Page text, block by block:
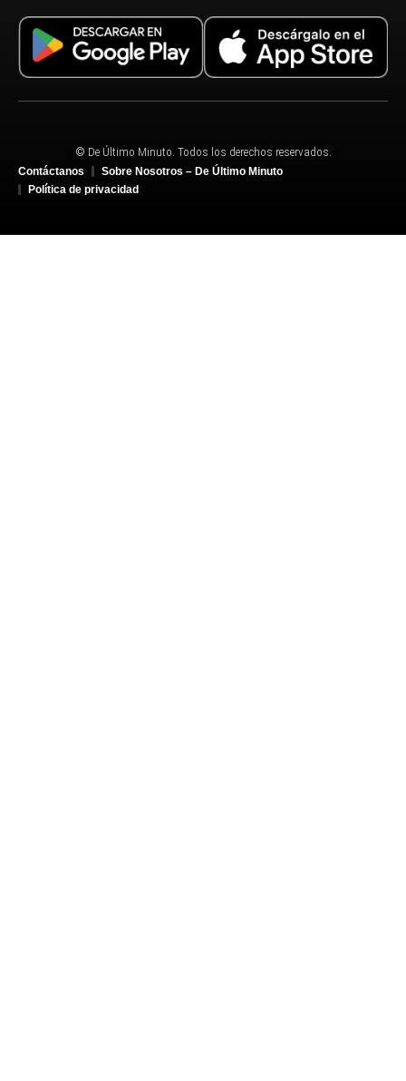
© De Último Minuto. Todos los derechos reservados.
Contáctanos
Sobre Nosotros – De Último Minuto
Política de privacidad